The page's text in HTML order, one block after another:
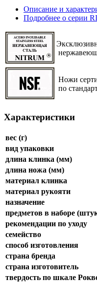
Описание и
Подробнее о серии
Ножи
по
Характеристики
вес (г)
вид упаковки
длина клинка (мм)
длина ножа (мм)
материал клинка
материал рукояти
назначение
предметов в наборе
рекомендации по уходу
семейство
способ изготовления
страна бренда
страна изготовитель
твердость по шкале